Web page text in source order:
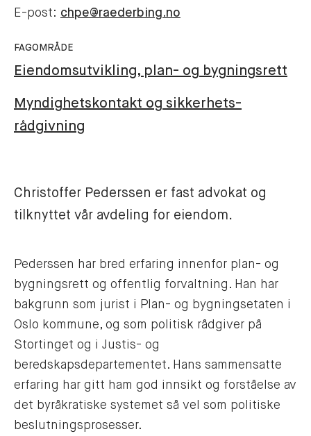
E-post: chpe@raederbing.no
FAGOMRÅDE
Eiendomsutvikling, plan- og bygningsrett
Myndighetskontakt og sikkerhets-
rådgivning
Christoffer Pederssen er fast advokat og
tilknyttet vår avdeling for eiendom.
Pederssen har bred erfaring innenfor plan- og
bygningsrett og offentlig forvaltning. Han har
bakgrunn som jurist i Plan- og bygningsetaten i
Oslo kommune, og som politisk rådgiver på
Stortinget og i Justis- og
beredskapsdepartementet. Hans sammensatte
erfaring har gitt ham god innsikt og forståelse av
det byråkratiske systemet så vel som politiske
beslutningsprosesser.